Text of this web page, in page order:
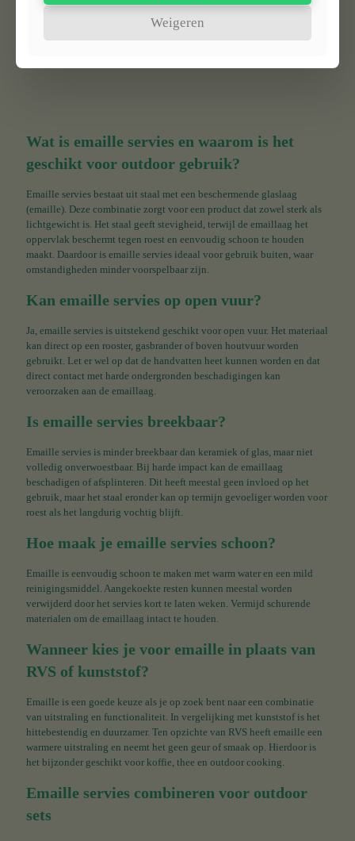
Wat is emaille servies en waarom is het
geschikt voor outdoor gebruik?
Emaille servies bestaat uit staal met een beschermende glaslaag
(emaille). Deze combinatie zorgt voor een product dat zowel sterk als
lichtgewicht is. Het staal geeft stevigheid, terwijl de emaillaag het
oppervlak beschermt tegen roest en eenvoudig schoon te houden
maakt. Daardoor is emaille servies ideaal voor gebruik buiten, waar
omstandigheden minder voorspelbaar zijn.
Kan emaille servies op open vuur?
Ja, emaille servies is uitstekend geschikt voor open vuur. Het materiaal
kan direct op een rooster, gasbrander of boven houtvuur worden
gebruikt. Let er wel op dat de handvatten heet kunnen worden en dat
direct contact met harde ondergronden beschadigingen kan
veroorzaken aan de emaillaag.
Is emaille servies breekbaar?
Emaille servies is minder breekbaar dan keramiek of glas, maar niet
volledig onverwoestbaar. Bij harde impact kan de emaillaag
beschadigen of afsplinteren. Dit heeft meestal geen invloed op het
gebruik, maar het staal eronder kan op termijn gevoeliger worden voor
roest als het langdurig vochtig blijft.
Hoe maak je emaille servies schoon?
Emaille is eenvoudig schoon te maken met warm water en een mild
reinigingsmiddel. Aangekoekte resten kunnen meestal worden
verwijderd door het servies kort te laten weken. Vermijd schurende
materialen om de emaillaag intact te houden.
Wanneer kies je voor emaille in plaats van
RVS of kunststof?
Emaille is een goede keuze als je op zoek bent naar een combinatie
van uitstraling en functionaliteit. In vergelijking met kunststof is het
hittebestendig en duurzamer. Ten opzichte van RVS heeft emaille een
warmere uitstraling en neemt het geen geur of smaak op. Hierdoor is
het bijzonder geschikt voor koffie, thee en outdoor cooking.
Emaille servies combineren voor outdoor
sets
Weigeren